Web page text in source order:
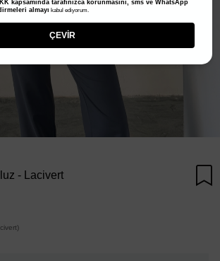
- Lacivert
kapsamında tarafınızca korunmasını, sms ve WhatsApp
almayı kabul ediyorum.
ÇEVİR